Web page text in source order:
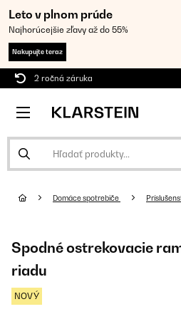
Leto v plnom prúde
Najhorúcejšie zľavy až do 55%
Nakupujte teraz
2 ročná záruka
Domáce spotrebiče
Spodné ostrekovacie
riadu
NOVÝ